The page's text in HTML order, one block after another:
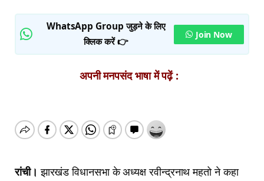
WhatsApp Group जुड़ने के लिए
क्लिक करें 👉
Join Now
अपनी मनपसंद भाषा में पढ़ें :
रांची। झारखंड विधानसभा के अध्यक्ष रवीन्द्रनाथ महतो ने कहा